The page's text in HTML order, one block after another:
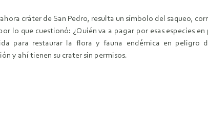
cráter de San Pedro, resulta un símbolo del saqueo,
lo que cuestionó: ¿Quién va a pagar por esas especies
para restaurar la flora y fauna endémica en peligro
y ahí­ tienen su crater sin permisos.